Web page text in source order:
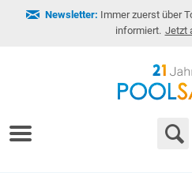
Newsletter: Immer zuerst über
informiert. Jetzt